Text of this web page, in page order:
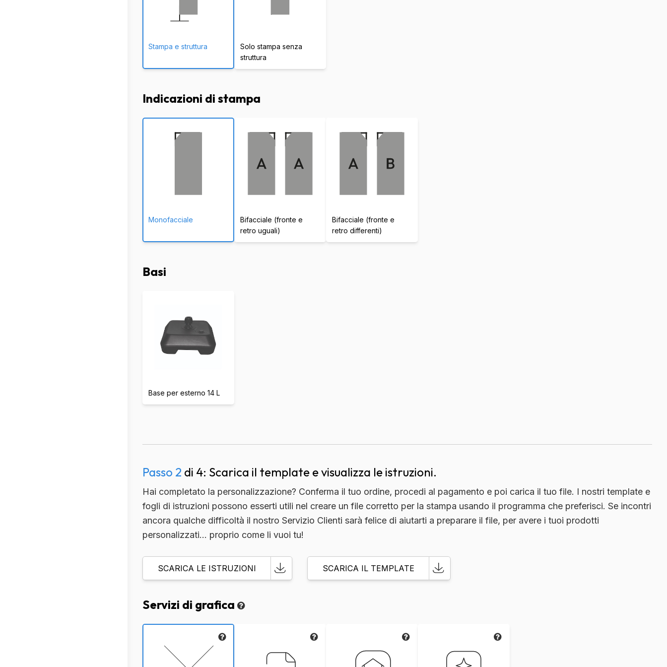
Stampa e struttura
Solo stampa senza
struttura
Indicazioni di stampa
Monofacciale
Bifacciale (fronte e
retro uguali)
Bifacciale (fronte e
retro differenti)
Basi
Base per esterno 14 L
Passo 2 di 4: Scarica il template e visualizza le istruzioni.
Hai completato la personalizzazione? Conferma il tuo ordine, procedi al pagamento e poi carica il tuo file. I nostri template e
fogli di istruzioni possono esserti utili nel creare un file corretto per la stampa usando il programma che preferisci. Se incontri
ancora qualche difficoltà il nostro Servizio Clienti sarà felice di aiutarti a preparare il file, per avere i tuoi prodotti
personalizzati… proprio come li vuoi tu!
SCARICA LE ISTRUZIONI SCARICA IL TEMPLATE
Servizi di grafica